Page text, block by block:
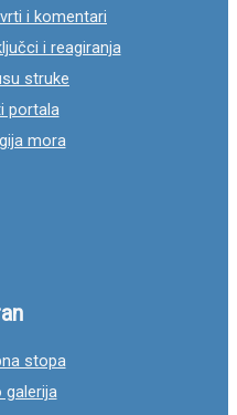
i komentari
i reagiranja
struke
portala
mora
stopa
galerija